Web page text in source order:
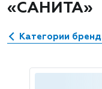
«САНИТА»
Категории